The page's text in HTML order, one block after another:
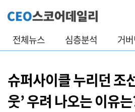
전체뉴스 심층분석 거
슈퍼사이클 누리던 조
웃’ 우려 나오는 이유